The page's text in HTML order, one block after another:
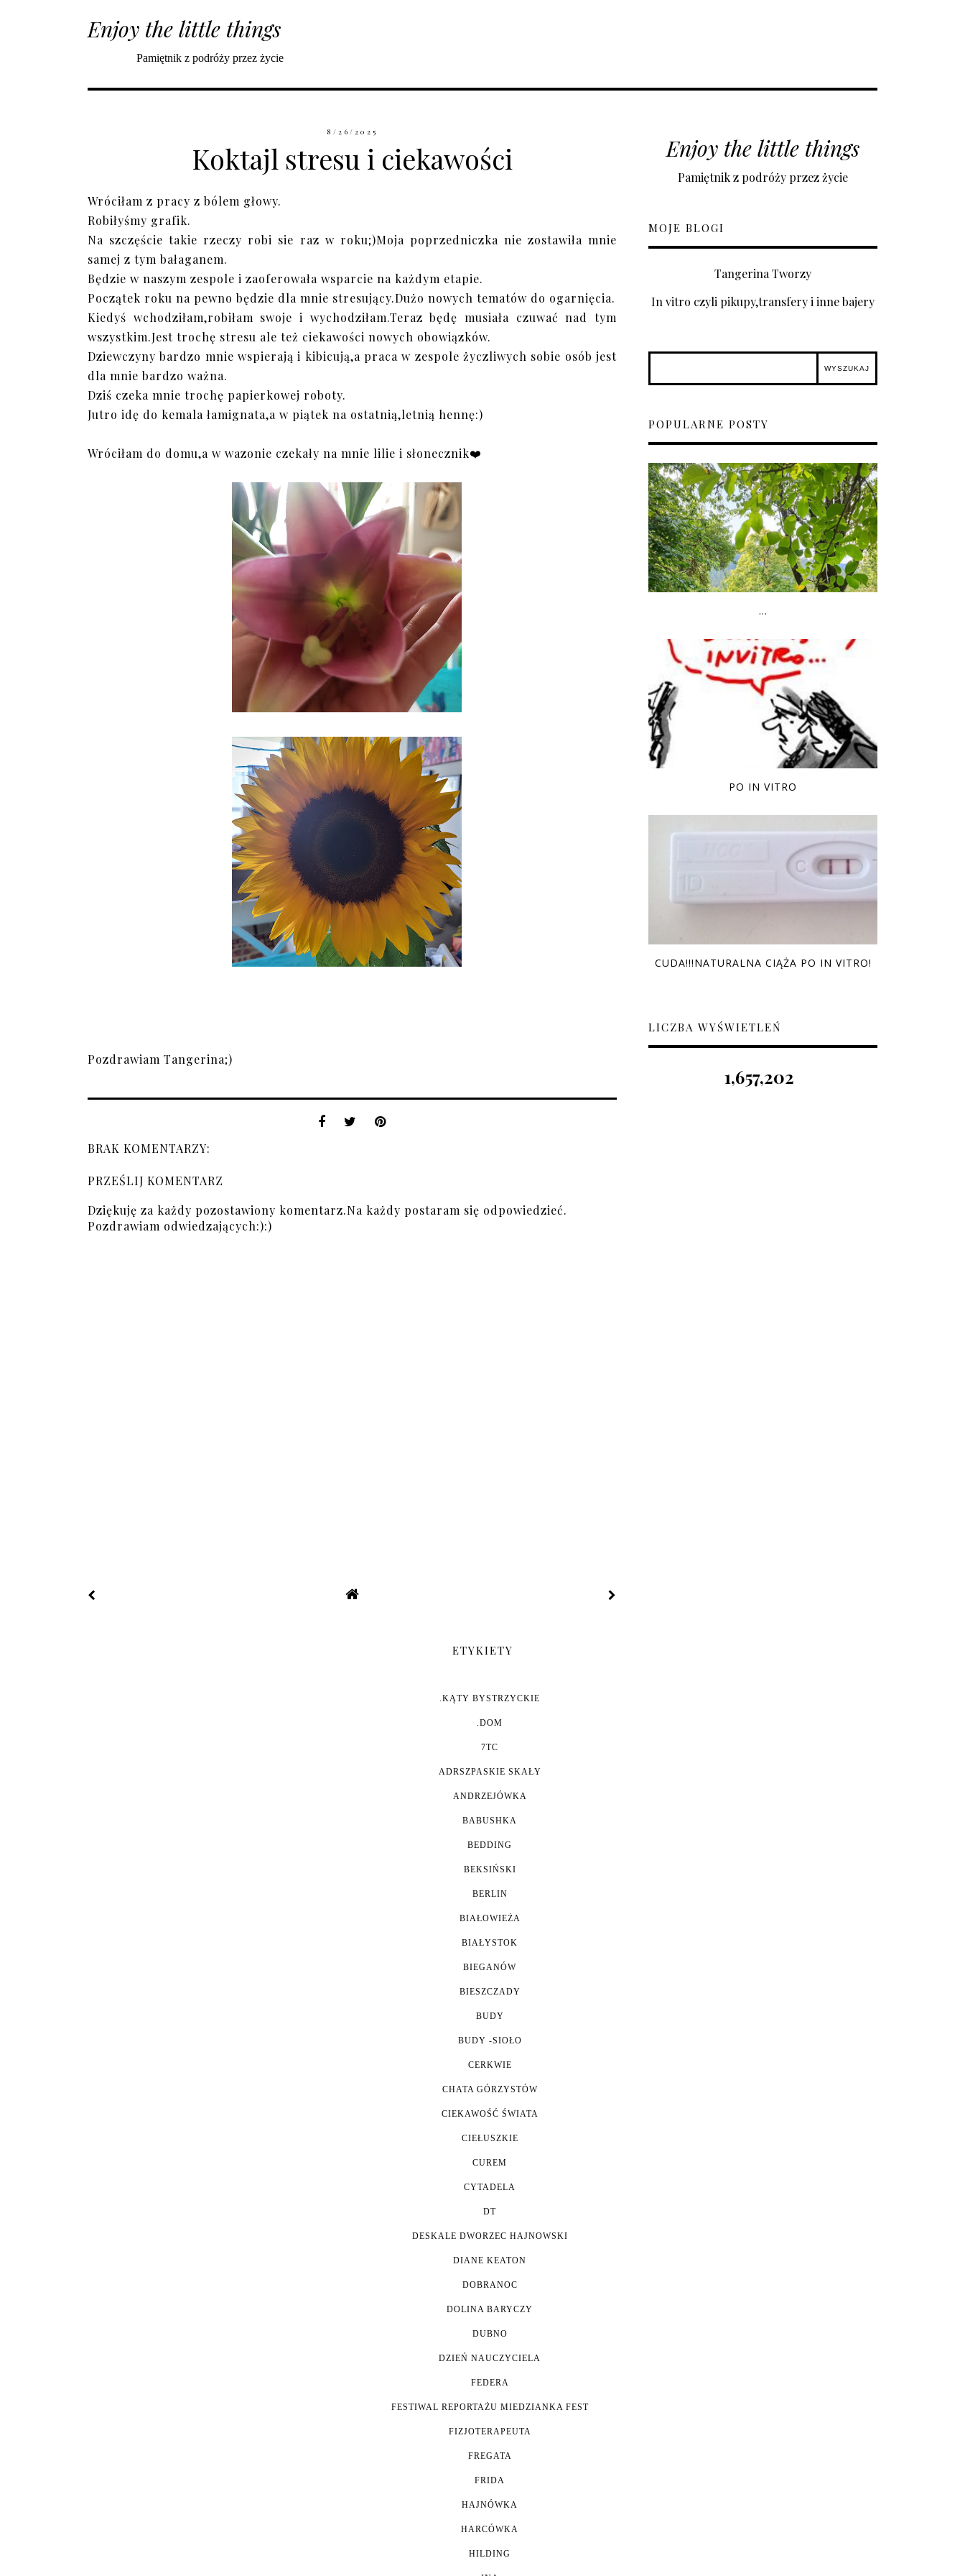
Enjoy the little things
Pamiętnik z podróży przez życie
8/26/2025
Koktajl stresu i ciekawości
Wróciłam z pracy z bólem głowy.
Robiłyśmy grafik.
Na szczęście takie rzeczy robi sie raz w roku;)Moja poprzedniczka nie zostawiła mnie
samej z tym bałaganem.
Będzie w naszym zespole i zaoferowała wsparcie na każdym etapie.
Początek roku na pewno będzie dla mnie stresujący.Dużo nowych tematów do ogarnięcia.
Kiedyś wchodziłam,robiłam swoje i wychodziłam.Teraz będę musiała czuwać nad tym
wszystkim.Jest trochę stresu ale też ciekawości nowych obowiązków.
Dziewczyny bardzo mnie wspierają i kibicują,a praca w zespole życzliwych sobie osób jest
dla mnie bardzo ważna.
Dziś czeka mnie trochę papierkowej roboty.
Jutro idę do kemala łamignata,a w piątek na ostatnią,letnią hennę:)
Wróciłam do domu,a w wazonie czekały na mnie lilie i słonecznik❤️
Pozdrawiam Tangerina;)
BRAK KOMENTARZY:
PRZEŚLIJ KOMENTARZ
Dziękuję za każdy pozostawiony komentarz.Na każdy postaram się odpowiedzieć.
Pozdrawiam odwiedzających:):)
Enjoy the little things
Pamiętnik z podróży przez życie
MOJE BLOGI
Tangerina Tworzy
In vitro czyli pikupy,transfery i inne bajery
POPULARNE POSTY
...
PO IN VITRO
CUDA!!!NATURALNA CIĄŻA PO IN VITRO!
LICZBA WYŚWIETLEŃ
1,657,202
ETYKIETY
.KĄTY BYSTRZYCKIE
.DOM
7TC
ADRSZPASKIE SKAŁY
ANDRZEJÓWKA
BABUSHKA
BEDDING
BEKSIŃSKI
BERLIN
BIAŁOWIEŻA
BIAŁYSTOK
BIEGANÓW
BIESZCZADY
BUDY
BUDY -SIOŁO
CERKWIE
CHATA GÓRZYSTÓW
CIEKAWOŚĆ ŚWIATA
CIEŁUSZKIE
CUREM
CYTADELA
DT
DESKALE DWORZEC HAJNOWSKI
DIANE KEATON
DOBRANOC
DOLINA BARYCZY
DUBNO
DZIEŃ NAUCZYCIELA
FEDERA
FESTIWAL REPORTAŻU MIEDZIANKA FEST
FIZJOTERAPEUTA
FREGATA
FRIDA
HAJNÓWKA
HARCÓWKA
HILDING